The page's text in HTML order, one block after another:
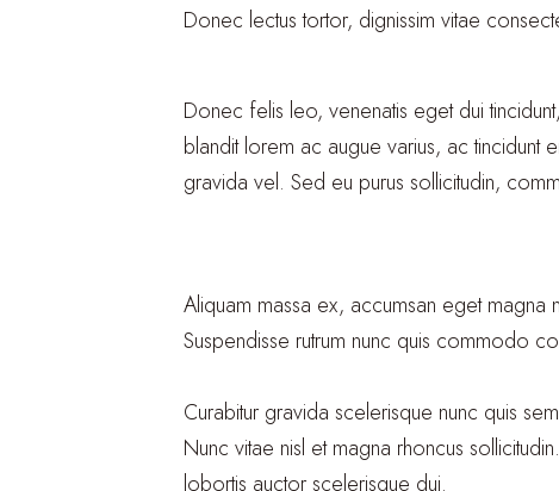
Donec lectus tortor, dignissim vitae
Donec felis leo, venenatis eget dui
blandit lorem ac augue varius, ac tincidunt
gravida vel. Sed eu purus sollicitudin,
Aliquam massa ex, accumsan eget
Suspendisse rutrum nunc quis commodo
Curabitur gravida scelerisque nunc quis
Nunc vitae nisl et magna rhoncus
lobortis auctor scelerisque dui.